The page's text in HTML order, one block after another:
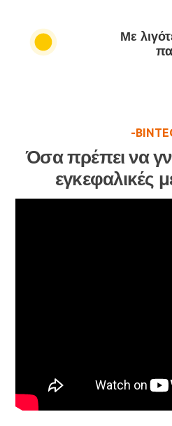
Με
-
Όσα πρέπει να
εγκεφαλικές